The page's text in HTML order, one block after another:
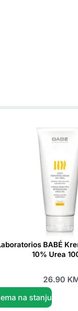
BABÉ
10% Urea
26.90
na stanju